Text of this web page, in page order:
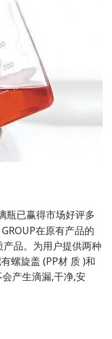
瓶已赢得市场好评多
在原有产品的
品。为用户提供两种
螺旋盖 (PP材 质 )和
产生滴漏,干净,安